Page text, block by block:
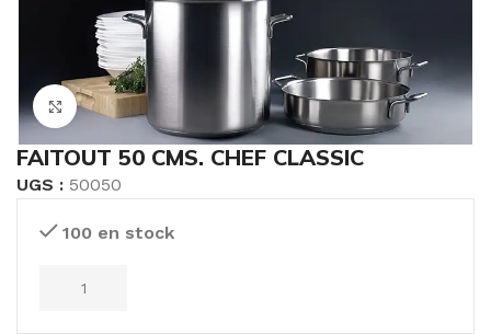
Click to enlarge
FAITOUT 50 CMS. CHEF CLASSIC
UGS : 50050
100 en stock